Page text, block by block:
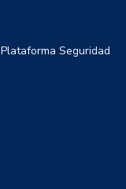
Plataforma Seguridad